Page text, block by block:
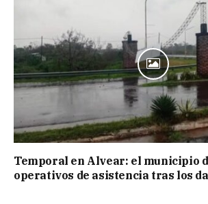
Temporal en Alvear: el municipio
operativos de asistencia tras los